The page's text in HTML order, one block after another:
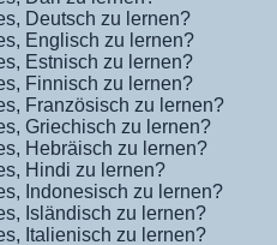
Deutsch zu lernen?
Englisch zu lernen?
Estnisch zu lernen?
Finnisch zu lernen?
Französisch zu lernen?
Griechisch zu lernen?
Hebräisch zu lernen?
Hindi zu lernen?
Indonesisch zu lernen?
Isländisch zu lernen?
Italienisch zu lernen?